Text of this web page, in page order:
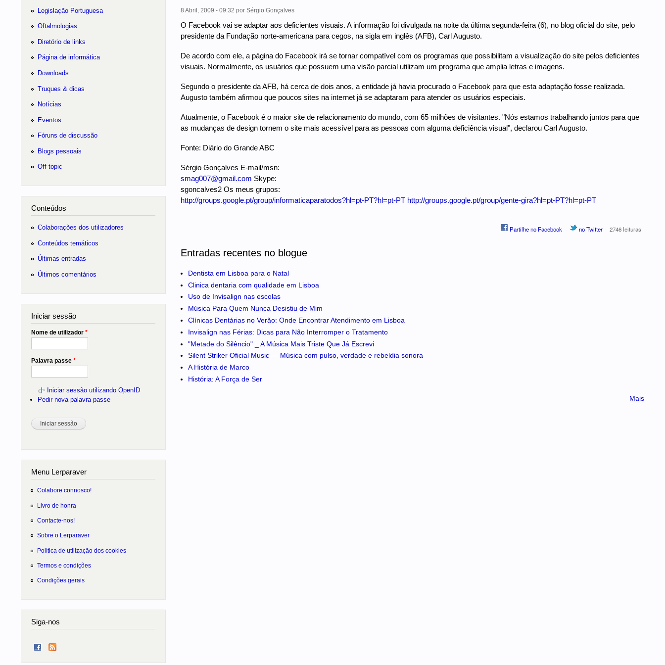
8 Abril, 2009 - 09:32 por Sérgio Gonçalves
O Facebook vai se adaptar aos deficientes visuais. A informação foi divulgada na noite da última segunda-feira (6), no blog oficial do site, pelo
presidente da Fundação norte-americana para cegos, na sigla em inglês (AFB), Carl Augusto.
De acordo com ele, a página do Facebook irá se tornar compatível com os programas que possibilitam a visualização do site pelos deficientes
visuais. Normalmente, os usuários que possuem uma visão parcial utilizam um programa que amplia letras e imagens.
Segundo o presidente da AFB, há cerca de dois anos, a entidade já havia procurado o Facebook para que esta adaptação fosse realizada.
Augusto também afirmou que poucos sites na internet já se adaptaram para atender os usuários especiais.
Atualmente, o Facebook é o maior site de relacionamento do mundo, com 65 milhões de visitantes. "Nós estamos trabalhando juntos para que
as mudanças de design tornem o site mais acessível para as pessoas com alguma deficiência visual", declarou Carl Augusto.
Fonte: Diário do Grande ABC
Sérgio Gonçalves E-mail/msn:
smag007@gmail.com Skype:
sgoncalves2 Os meus grupos:
http://groups.google.pt/group/informaticaparatodos?hl=pt-PT?hl=pt-PT http://groups.google.pt/group/gente-gira?hl=pt-PT?hl=pt-PT
Partilhe no Facebook no Twitter 2746 leituras
Entradas recentes no blogue
Dentista em Lisboa para o Natal
Clinica dentaria com qualidade em Lisboa
Uso de Invisalign nas escolas
Música Para Quem Nunca Desistiu de Mim
Clínicas Dentárias no Verão: Onde Encontrar Atendimento em Lisboa
Invisalign nas Férias: Dicas para Não Interromper o Tratamento
"Metade do Silêncio" _ A Música Mais Triste Que Já Escrevi
Silent Striker Oficial Music — Música com pulso, verdade e rebeldia sonora
A História de Marco
História: A Força de Ser
Mais
Legislação Portuguesa
Oftalmologias
Diretório de links
Página de informática
Downloads
Truques & dicas
Notícias
Eventos
Fóruns de discussão
Blogs pessoais
Off-topic
Conteúdos
Colaborações dos utilizadores
Conteúdos temáticos
Últimas entradas
Últimos comentários
Iniciar sessão
Nome de utilizador *
Palavra passe *
Iniciar sessão utilizando OpenID
Pedir nova palavra passe
Menu Lerparaver
Colabore connosco!
Livro de honra
Contacte-nos!
Sobre o Lerparaver
Política de utilização dos cookies
Termos e condições
Condições gerais
Siga-nos